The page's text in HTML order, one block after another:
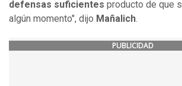
defensas suficientes producto de que
algún momento", dijo Mañalich.
PUBLICIDAD